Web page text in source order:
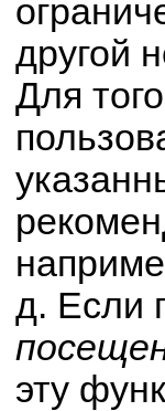
другой
Для
д. Если
эту